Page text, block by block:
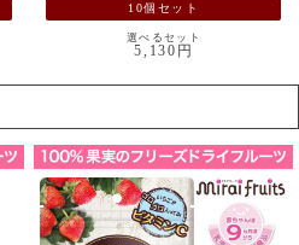
10個セット
選べるセット
5,130円